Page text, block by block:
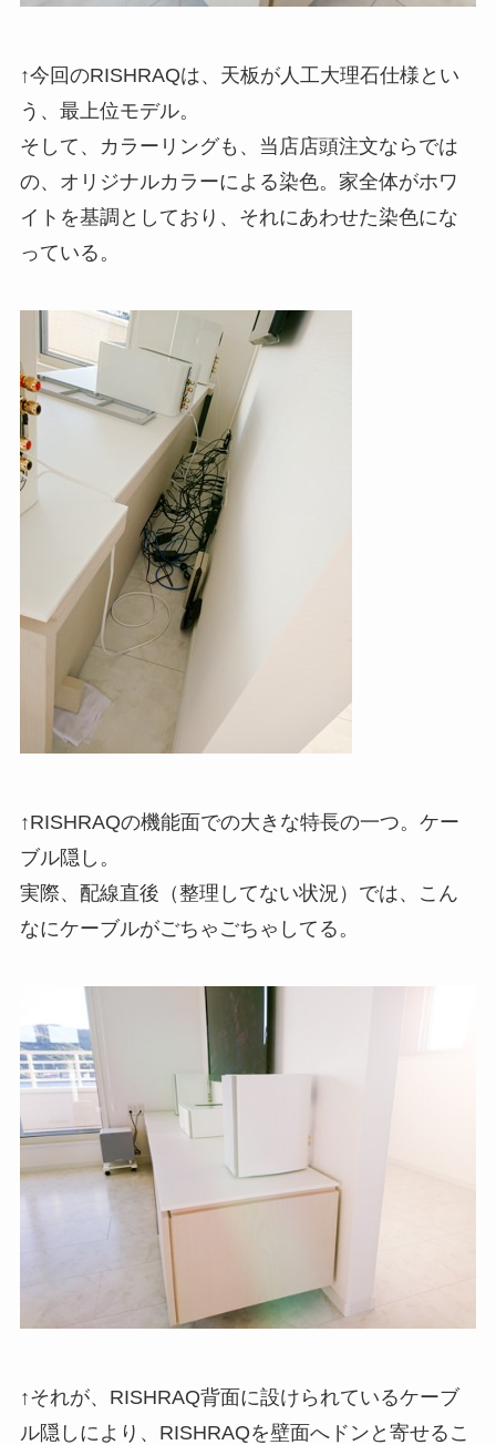
↑今回のRISHRAQは、天板が人工大理石仕様とい
う、最上位モデル。
そして、カラーリングも、当店店頭注文ならでは
の、オリジナルカラーによる染色。家全体がホワ
イトを基調としており、それにあわせた染色にな
っている。
↑RISHRAQの機能面での大きな特長の一つ。ケー
ブル隠し。
実際、配線直後（整理してない状況）では、こん
なにケーブルがごちゃごちゃしてる。
↑それが、RISHRAQ背面に設けられているケーブ
ル隠しにより、RISHRAQを壁面へドンと寄せるこ